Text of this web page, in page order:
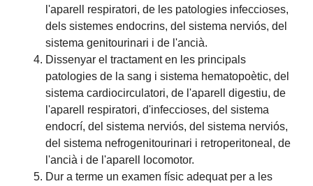
l'aparell respiratori, de les patologies infeccioses,
dels sistemes endocrins, del sistema nerviós, del
sistema genitourinari i de l'ancià.
Dissenyar el tractament en les principals
patologies de la sang i sistema hematopoètic, del
sistema cardiocirculatori, de l'aparell digestiu, de
l'aparell respiratori, d'infeccioses, del sistema
endocrí, del sistema nerviós, del sistema nerviós,
del sistema nefrogenitourinari i retroperitoneal, de
l'ancià i de l'aparell locomotor.
Dur a terme un examen físic adequat per a les